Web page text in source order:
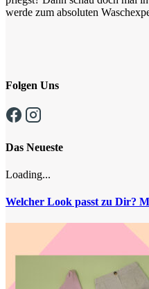
werde zum absoluten
Folgen Uns
Das Neueste
Loading...
Welcher Look passt zu Dir?